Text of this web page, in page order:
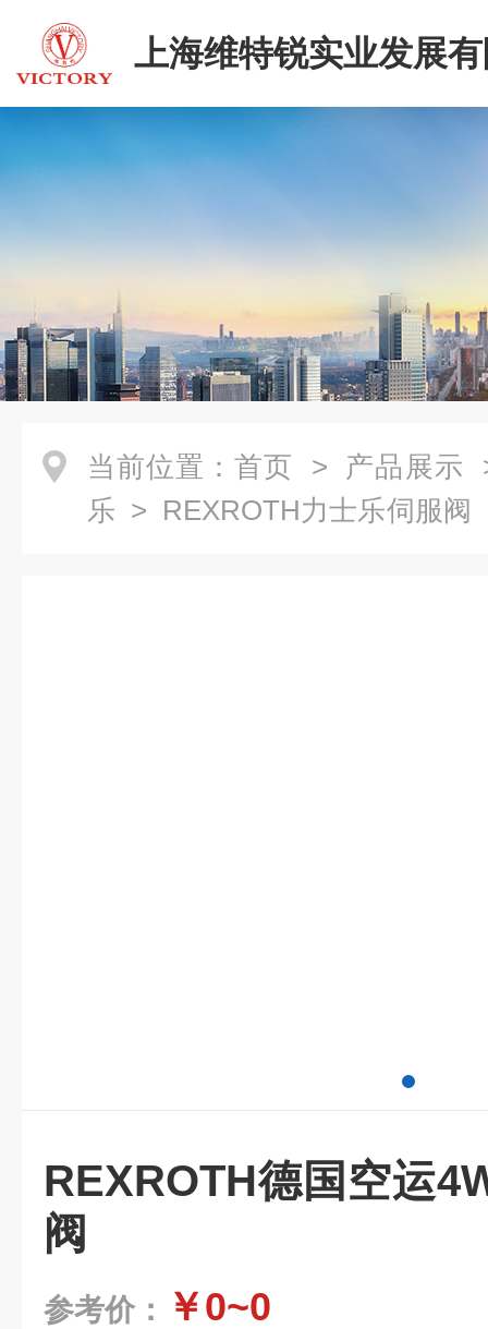
上海维特锐实业发展
当前位置： 首页 > 产品展示
乐 > REXROTH力士乐伺服阀
REXROTH德国空运
阀
参考价： ￥0~0